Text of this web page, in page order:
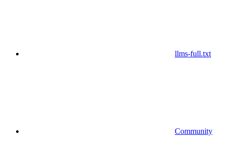
llms-full.txt
Community